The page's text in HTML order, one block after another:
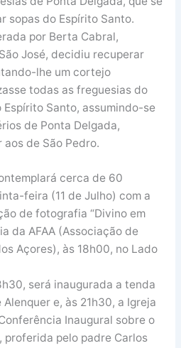
sopas do Espírito Santo.
por Berta Cabral,
José, decidiu recuperar
lhe um cortejo
todas as freguesias do
Espírito Santo, assumindo-se
de Ponta Delgada,
de São Pedro.
cerca de 60
feira (11 de Julho) com a
de fotografia “Divino em
da AFAA (Associação de
Açores), às 18h00, no Lado
será inaugurada a tenda
e, às 21h30, a Igreja
Inaugural sobre o
proferida pelo padre Carlos